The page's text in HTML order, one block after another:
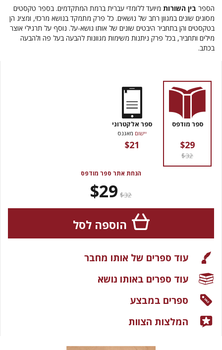
הספר בין השורות מיועד ללומדי עברית ברמת המתקדמים. בספר טקסטים
מסוגים שונים במגוון רחב של נושאים. כל פרק מתמקד בנושא מרכזי, ומציג הן
בטקסטים והן בתחביר היבטים שונים של אותו נושא-על. נוסף על תרגילי אוצר
מילים ותחביר, בכל פרק ניתנות משימות מגוונות להבעה בעל פה ולהבעה
בכתב.
ספר מודפס
$29
$32
ספר אלקטרוני
יישום מאגנס
$21
הנחת אתר ספר מודפס
$32
$29
הוספה לסל
עוד ספרים של אותו מחבר
עוד ספרים באותו נושא
ספרים במבצע
המלצות הצוות